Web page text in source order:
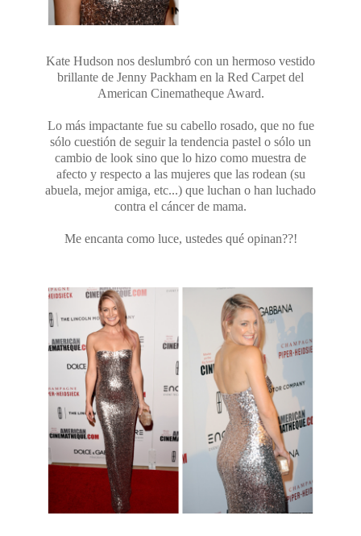
Kate Hudson nos deslumbró con un hermoso vestido
brillante de Jenny Packham en la Red Carpet del
American Cinematheque Award.
Lo más impactante fue su cabello rosado, que no fue
sólo cuestión de seguir la tendencia pastel o sólo un
cambio de look sino que lo hizo como muestra de
afecto y respecto a las mujeres que las rodean (su
abuela, mejor amiga, etc...) que luchan o han luchado
contra el cáncer de mama.
Me encanta como luce, ustedes qué opinan??!